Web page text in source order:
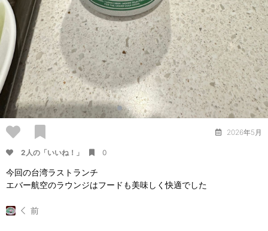
2026年5月
2人の「いいね！」 0
今回の台湾ラストランチ
エバー航空のラウンジはフードも美味しく快適でした
前